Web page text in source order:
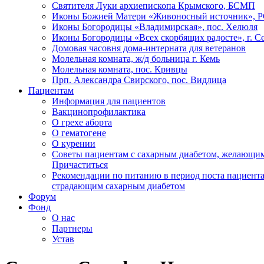
Святителя Луки архиепископа Крымского, БСМП
Иконы Божией Матери «Живоносный источник»,
Иконы Богородицы «Владимирская», пос. Хелюля
Иконы Богородицы «Всех скорбящих радосте», г.
Домовая часовня дома-интерната для ветеранов
Молельная комната, ж/д больница г. Кемь
Молельная комната, пос. Кривцы
Прп. Александра Свирского, пос. Видлица
Пациентам
Информация для пациентов
Вакцинопрофилактика
О грехе аборта
О гематогене
О курении
Советы пациентам с сахарным диабетом,
Причаститься
Рекомендации по питанию в период поста
страдающим сахарным диабетом
Форум
Фонд
О нас
Партнеры
Устав